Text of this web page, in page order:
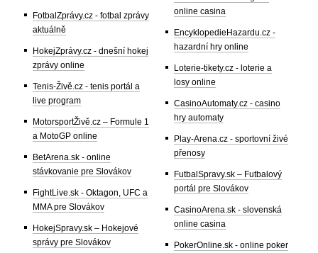
FotbalZprávy.cz - fotbal zprávy
aktuálně
HokejZprávy.cz - dnešní hokej
zprávy online
Tenis-Živě.cz - tenis portál a
live program
MotorsportŽivě.cz – Formule 1
a MotoGP online
BetArena.sk - online
stávkovanie pre Slovákov
FightLive.sk - Oktagon, UFC a
MMA pre Slovákov
HokejSpravy.sk – Hokejové
správy pre Slovákov
online casina
EncyklopedieHazardu.cz -
hazardní hry online
Loterie-tikety.cz - loterie a
losy online
CasinoAutomaty.cz - casino
hry automaty
Play-Arena.cz - sportovní živé
přenosy
FutbalSpravy.sk – Futbalový
portál pre Slovákov
CasinoArena.sk - slovenská
online casina
PokerOnline.sk - online poker